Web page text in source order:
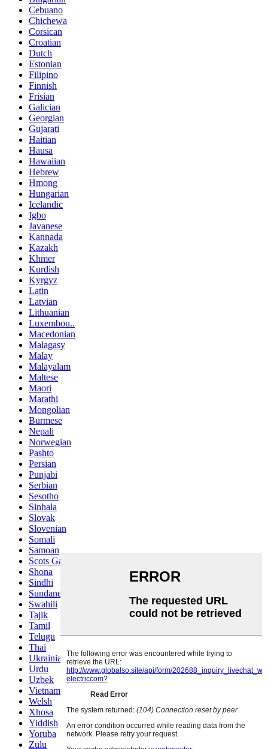
Cebuano
Chichewa
Corsican
Croatian
Dutch
Estonian
Filipino
Finnish
Frisian
Galician
Georgian
Gujarati
Haitian
Hausa
Hawaiian
Hebrew
Hmong
Hungarian
Icelandic
Igbo
Javanese
Kannada
Kazakh
Khmer
Kurdish
Kyrgyz
Latin
Latvian
Lithuanian
Luxembou..
Macedonian
Malagasy
Malay
Malayalam
Maltese
Maori
Marathi
Mongolian
Burmese
Nepali
Norwegian
Pashto
Persian
Punjabi
Serbian
Sesotho
Sinhala
Slovak
Slovenian
Somali
Samoan
Scots Gaelic
Shona
Sindhi
Sundanese
Swahili
Tajik
Tamil
Telugu
Thai
Ukrainian
Urdu
Uzbek
Vietnamese
Welsh
Xhosa
Yiddish
Yoruba
Zulu